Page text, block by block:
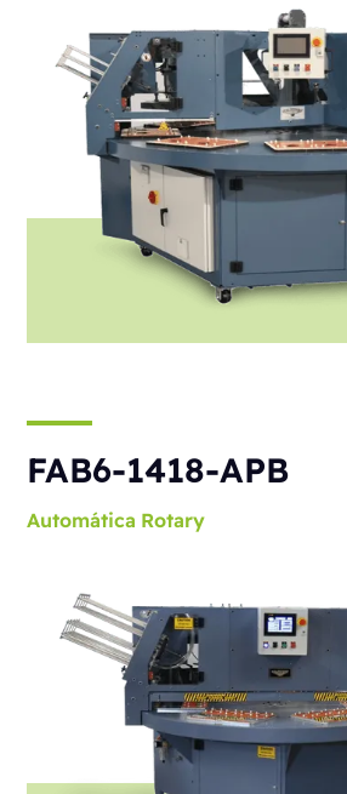
FAB6-1418-APB
Automática Rotary